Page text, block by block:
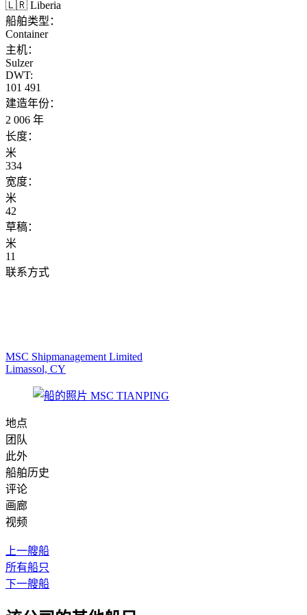
🇱🇷 Liberia
船舶类型：
Container
主机：
Sulzer
DWT:
101 491
建造年份：
2 006 年
长度：
米
334
宽度：
米
42
草稿：
米
11
联系方式
MSC Shipmanagement Limited
Limassol, CY
地点
团队
此外
船舶历史
评论
画廊
视频
上一艘船
所有船只
下一艘船